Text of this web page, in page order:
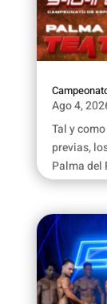
Ago 4,
Tal y
previas,
Palma del